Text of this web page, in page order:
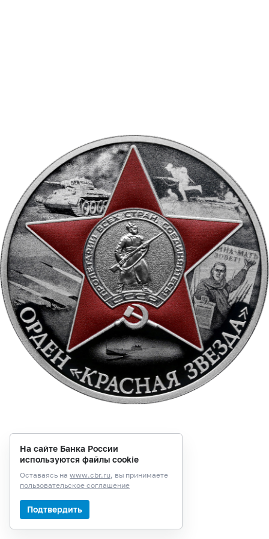
На сайте Банка России
используются файлы cookie
Оставаясь на www.cbr.ru, вы принимаете
пользовательское соглашение
Подтвердить